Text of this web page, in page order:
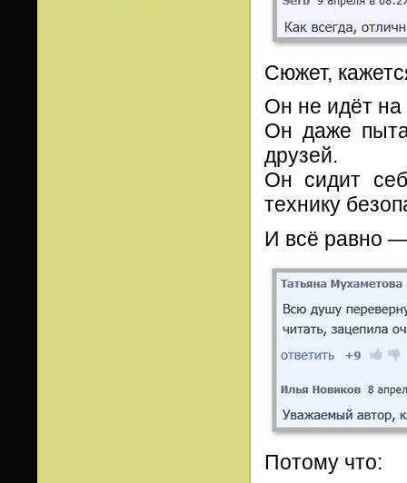
Сюжет,
Он не идёт на
Он даже
друзей.
Он сидит
технику
И всё равно
Потому что: